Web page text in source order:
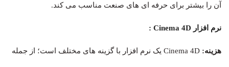
آن را بیشتر برای حرفه ای های صنعت مناسب می کند.
نرم افزار Cinema 4D :
هزینه: Cinema 4D یک نرم افزار با گزینه های مختلف است؛ از جمله